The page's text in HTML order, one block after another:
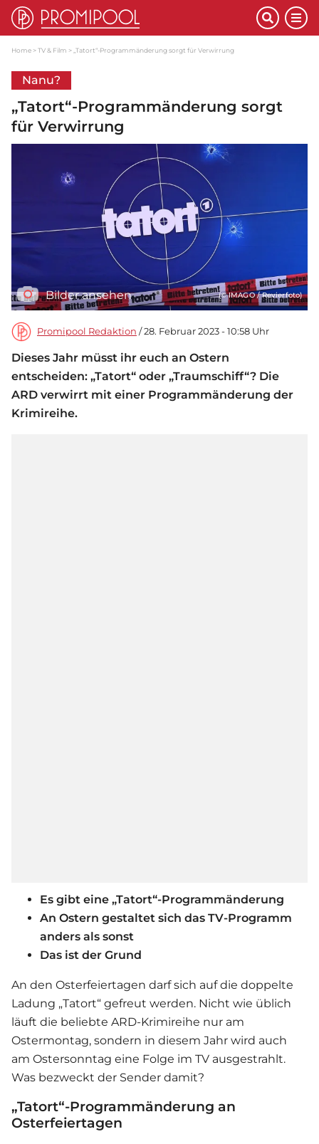
Home TV & Film „Tatort“-Programmänderung sorgt für Verwirrung
Nanu?
„Tatort“-Programmänderung sorgt
für Verwirrung
Bilder ansehen (© IMAGO / Revierfoto)
Promipool Redaktion / 28. Februar 2023 - 10:58 Uhr
Dieses Jahr müsst ihr euch an Ostern
entscheiden: „Tatort“ oder „Traumschiff“? Die
ARD verwirrt mit einer Programmänderung der
Krimireihe.
Es gibt eine „Tatort“-Programmänderung
An Ostern gestaltet sich das TV-Programm
anders als sonst
Das ist der Grund
An den Osterfeiertagen darf sich auf die doppelte
Ladung „Tatort“ gefreut werden. Nicht wie üblich
läuft die beliebte ARD-Krimireihe nur am
Ostermontag, sondern in diesem Jahr wird auch
am Ostersonntag eine Folge im TV ausgestrahlt.
Was bezweckt der Sender damit?
„Tatort“-Programmänderung an
Osterfeiertagen